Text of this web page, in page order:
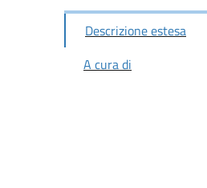
Descrizione estesa
A cura di